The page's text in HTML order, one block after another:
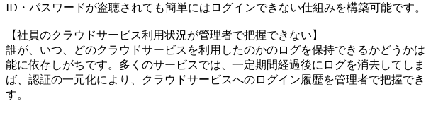
ID・パスワードが盗聴されても簡単にはログインできない仕組みを構築可能です。
【社員のクラウドサービス利用状況が管理者で把握できない】
誰が、いつ、どのクラウドサービスを利用したのかのログを保持できるかどうか
能に依存しがちです。多くのサービスでは、一定期間経過後にログを消去してし
ば、認証の一元化により、クラウドサービスへのログイン履歴を管理者で把握で
す。